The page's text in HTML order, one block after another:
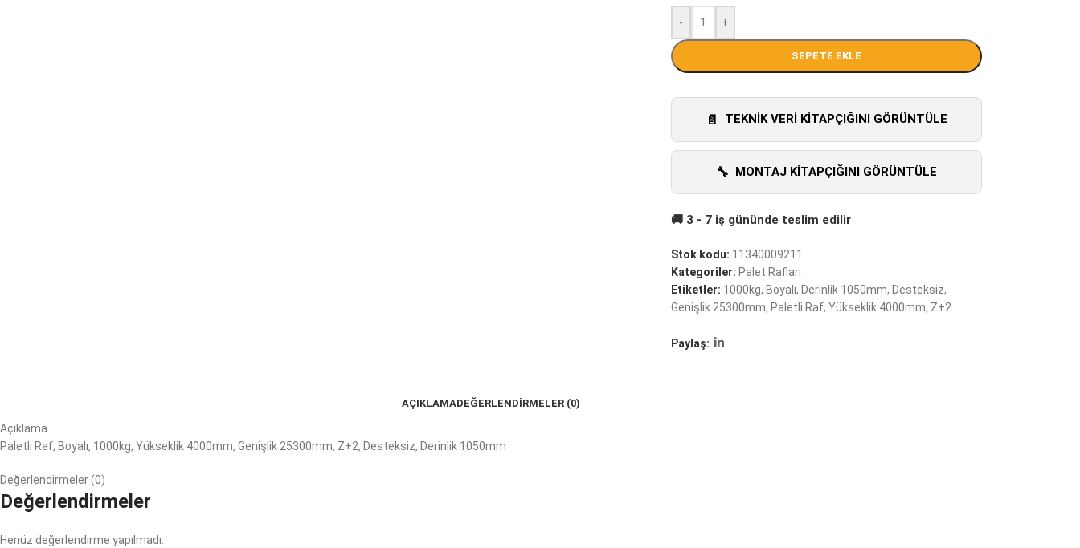
- +
SEPETE EKLE
TEKNIK VERI KITAPÇIĞINI GÖRÜNTÜLE
MONTAJ KITAPÇIĞINI GÖRÜNTÜLE
Stok kodu: 11340009211
Kategoriler: Palet Rafları
Etiketler: 1000kg, Boyalı, Derinlik 1050mm, Desteksiz,
Genişlik 25300mm, Paletli Raf, Yükseklik 4000mm, Z+2
Paylaş:
AÇIKLAMADEĞERLENDIRMELER (0)
Açıklama
Paletli Raf, Boyalı, 1000kg, Yükseklik 4000mm, Genişlik 25300mm, Z+2, Desteksiz, Derinlik 1050mm
Değerlendirmeler (0)
Değerlendirmeler
Henüz değerlendirme yapılmadı.